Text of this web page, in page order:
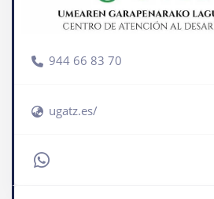
944 66 83 70
ugatz.es/